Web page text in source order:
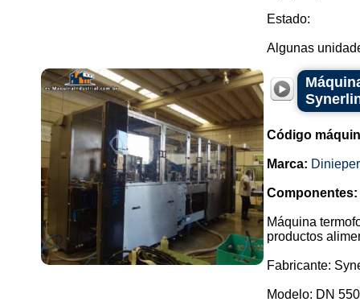
Estado:
Algunas
Código
Marca: Dinieper
Componentes:
Máquina
productos
Fabricante:
Modelo: DN